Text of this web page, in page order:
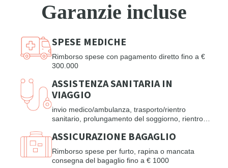
Garanzie incluse
SPESE MEDICHE
Rimborso spese con pagamento diretto fino a €
300.000
ASSISTENZA SANITARIA IN
VIAGGIO
invio medico/ambulanza, trasporto/rientro
sanitario, prolungamento del soggiorno, rientro
ricovero
ASSICURAZIONE BAGAGLIO
Rimborso spese per furto, rapina o mancata
consegna del bagaglio fino a € 1000